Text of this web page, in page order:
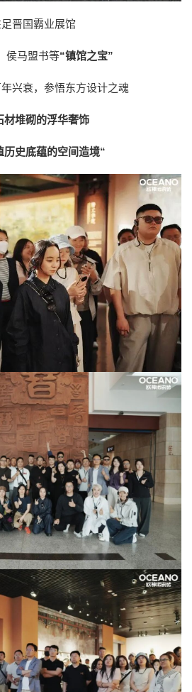
晋国霸业展馆
侯马盟书等“镇馆之宝”
兴衰，参悟东方设计之魂
材堆砌的浮华奢饰
历史底蕴的空间造境“